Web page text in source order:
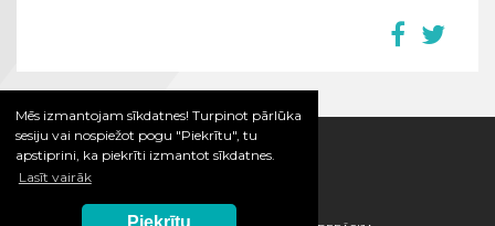
Mēs izmantojam sīkdatnes! Turpinot pārlūka
sesiju vai nospiežot pogu "Piekrītu", tu
apstiprini, ka piekrīti izmantot sīkdatnes.
Lasīt vairāk